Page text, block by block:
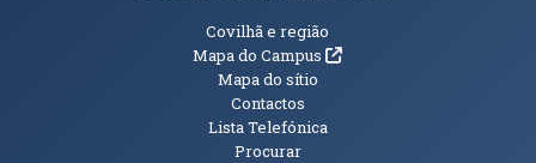
Informações Adicionais
Covilhã e região
Mapa do Campus(abre em nova janela)
Mapa do sítio
Contactos
Lista Telefónica
Procurar